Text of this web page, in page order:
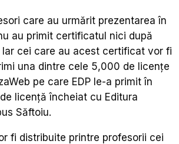
care au urmărit prezentarea în
au primit certificatul nici după
Iar cei care au acest certificat vor fi
una dintre cele 5,000 de licențe
pe care EDP le-a primit în
licență încheiat cu Editura
Săftoiu.
fi distribuite printre profesorii cei